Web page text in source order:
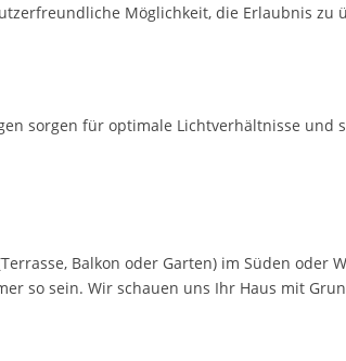
Möglichkeit, die Erlaubnis zu
sorgen für optimale Lichtverhältnisse und
Balkon oder Garten) im Süden oder
so sein. Wir schauen uns Ihr Haus mit